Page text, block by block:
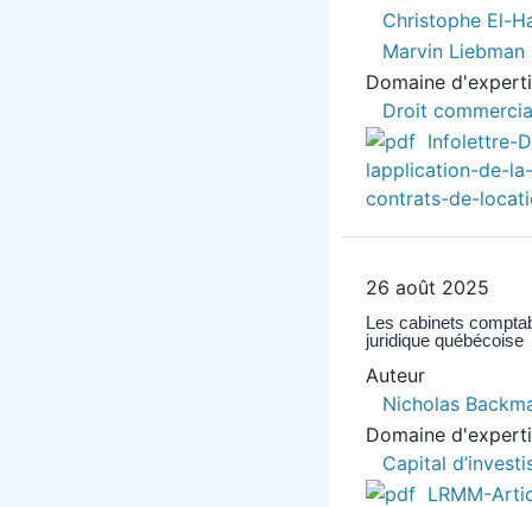
Christophe El-
Marvin Liebman
Domaine
Droit
Infolettre-
lapplication-de-
contrats-de-
26 août 2025
Les cabinets
juridique québécoise
Auteur
Nicholas
Domaine
Capital
LRMM-